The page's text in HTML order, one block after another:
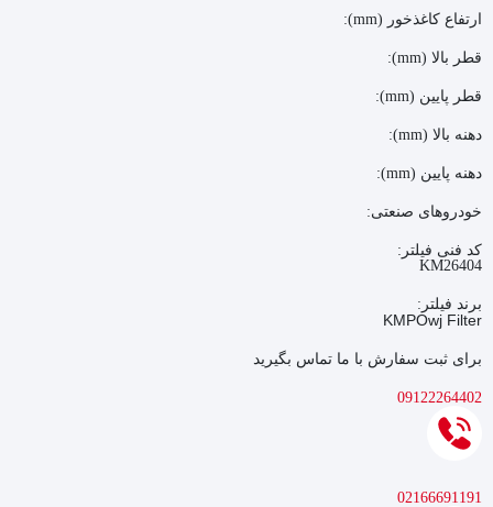
ارتفاع کاغذخور (mm):
قطر بالا (mm):
قطر پایین (mm):
دهنه بالا (mm):
دهنه پایین (mm):
خودروهای صنعتی:
کد فنی فیلتر:
KM26404
برند فیلتر:
KMPOwj Filter
برای ثبت سفارش با ما تماس بگیرید
09122264402
02166691191